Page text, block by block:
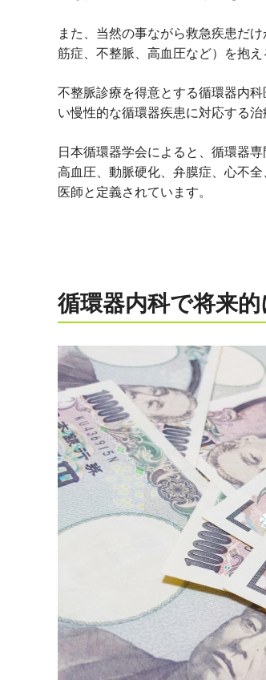
また、当然の事ながら救急疾患だ
筋症、不整脈、高血圧など）を抱え
不整脈診療を得意とする循環器内
い慢性的な循環器疾患に対応する治
日本循環器学会によると、循環器
高血圧、動脈硬化、弁膜症、心不
医師と定義されています。
循環器内科で将来